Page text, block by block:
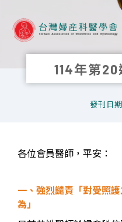
114年第
發刊日
各位會員醫師，平安：
一、強烈譴責「對受照
為」